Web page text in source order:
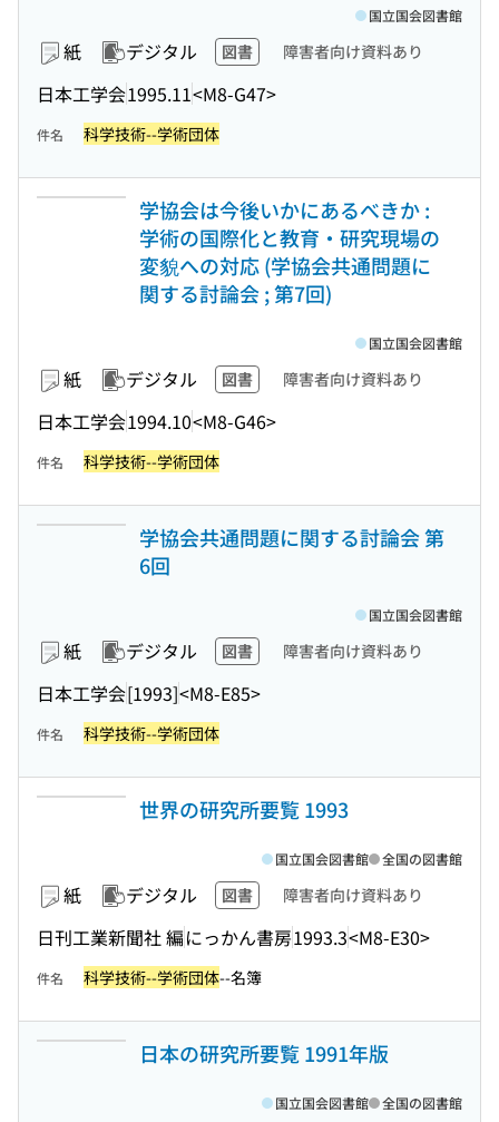
紙 デジタル 図書 障害者向け資料あり
日本工学会1995.11<M8-G47>
国立国会図書館
件名 科学技術--学術団体
学協会は今後いかにあるべきか :
学術の国際化と教育・研究現場の
変貌への対応 (学協会共通問題に
関する討論会 ; 第7回)
紙 デジタル 図書 障害者向け資料あり
日本工学会1994.10<M8-G46>
国立国会図書館
件名 科学技術--学術団体
学協会共通問題に関する討論会 第
6回
紙 デジタル 図書 障害者向け資料あり
日本工学会[1993]<M8-E85>
国立国会図書館
件名 科学技術--学術団体
世界の研究所要覧 1993
紙 デジタル 図書 障害者向け資料あり
日刊工業新聞社 編にっかん書房1993.3<M8-E30>
国立国会図書館 全国の図書館
件名 科学技術--学術団体--名簿
日本の研究所要覧 1991年版
国立国会図書館 全国の図書館